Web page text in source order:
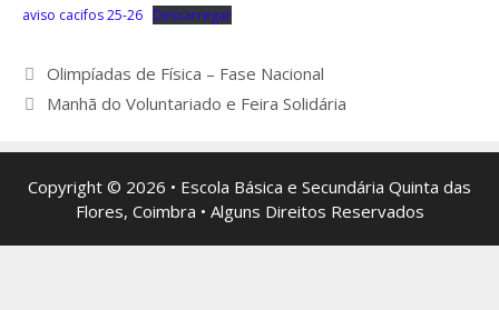
aviso cacifos 25-26 Descarregar
Navegação
de
Olimpíadas de Física – Fase Nacional
Manhã do Voluntariado e Feira Solidária
Copyright © 2026 • Escola Básica e Secundária Quinta das
Flores, Coimbra • Alguns Direitos Reservados